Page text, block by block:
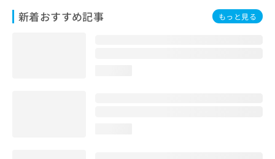
新着おすすめ記事 もっと見る
問